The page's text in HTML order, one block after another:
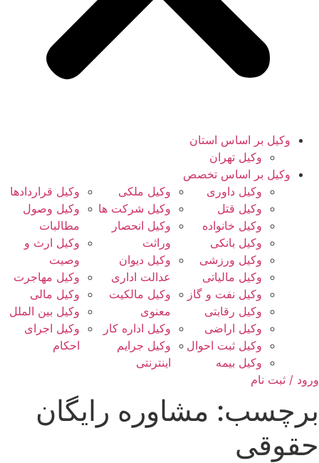
وکیل بر اساس استان
وکیل تهران
وکیل بر اساس تخصص
وکیل داوری
وکیل قتل
وکیل خانواده
وکیل بانکی
وکیل ورزشی
وکیل مالیاتی
وکیل نفت و گاز
وکیل رقابتی
وکیل اراضی
وکیل ثبت احوال
وکیل بیمه
وکیل ملکی
وکیل شرکت ها
وکیل انحصار
وراثت
وکیل دیوان
عدالت اداری
وکیل مالکیت
معنوی
وکیل اداره کار
وکیل جرایم
اینترنتی
وکیل قراردادها
وکیل وصول
مطالبات
وکیل ارث و
وصیت
وکیل مهاجرت
وکیل مالی
وکیل بین الملل
وکیل اجرای
احکام
ورود / ثبت نام
برچسب: مشاوره رایگان
حقوقی